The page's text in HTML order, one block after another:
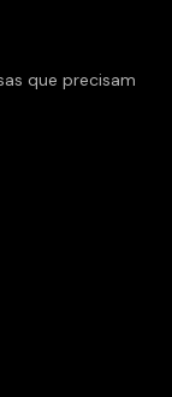
que precisam